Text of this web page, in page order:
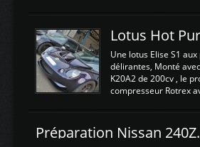
est temps de
légere découpe du plastique
negénant en rien la structure
fonctionnement du fond plat.
reprogrammation Stage 2 est faite
calculateur d'origine. Une
économique au passage sur
d'origine 310cv et 400Nn , Une
reprogrammé et les
Lotus Hot
Une lotus Elise S1
délirantes, Monté
K20A2 de 200cv , le
compresseur Rotrex
d'augmenter la
un watercooler a été